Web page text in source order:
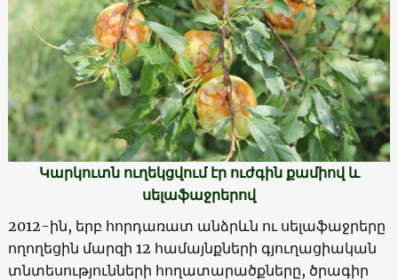
Կարկուտն ուղեկցվում էր ուժգին քամիով և
սելաֆաջրերով
2012-ին, երբ հորդառատ անձրևն ու սելաֆաջրերը
ողողեցին մարզի 12 համայնքների գյուղացիական
տնտեսությունների հողատարածքները, ծրագիր